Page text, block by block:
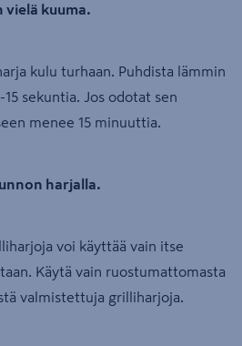
vielä kuuma.
kulu turhaan. Puhdista lämmin
sekuntia. Jos odotat sen
menee 15 minuuttia.
harjalla.
voi käyttää vain itse
Käytä vain ruostumattomasta
valmistettuja grilliharjoja.